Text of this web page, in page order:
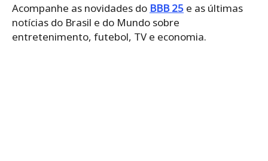
Acompanhe as novidades do BBB 25 e as últimas
notícias do Brasil e do Mundo sobre
entretenimento, futebol, TV e economia.